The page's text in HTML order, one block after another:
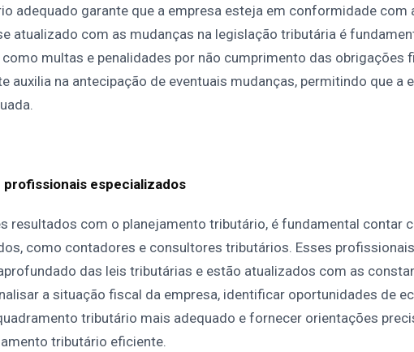
adequado garante que a empresa esteja em conformidade com
atualizado com as mudanças na legislação tributária é
multas e penalidades por não cumprimento das obrigações
auxilia na antecipação de eventuais mudanças, permitindo que a
especializados
resultados com o planejamento tributário, é fundamental contar
como contadores e consultores tributários. Esses profissionais
das leis tributárias e estão atualizados com as
a situação fiscal da empresa, identificar oportunidades de
tributário mais adequado e fornecer orientações
tributário eficiente.